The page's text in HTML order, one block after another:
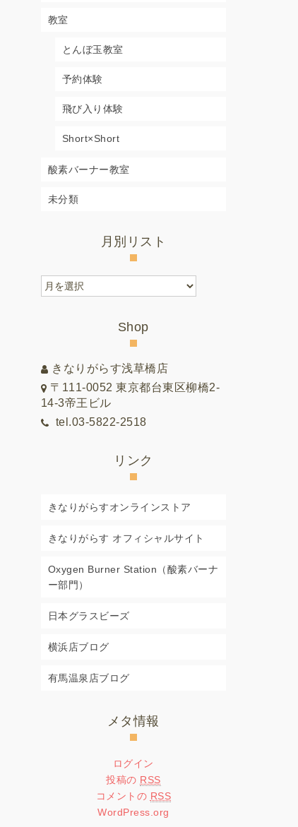
教室
とんぼ玉教室
予約体験
飛び入り体験
Short×Short
酸素バーナー教室
未分類
月別リスト
月
別
Shop
きなりがらす浅草橋店
〒111-0052 東京都台東区柳橋2-
14-3帝王ビル
tel.03-5822-2518
リンク
きなりがらすオンラインストア
きなりがらす オフィシャルサイト
Oxygen Burner Station（酸素バーナ
ー部門）
日本グラスビーズ
横浜店ブログ
有馬温泉店ブログ
メタ情報
ログイン
投稿の RSS
コメントの RSS
WordPress.org